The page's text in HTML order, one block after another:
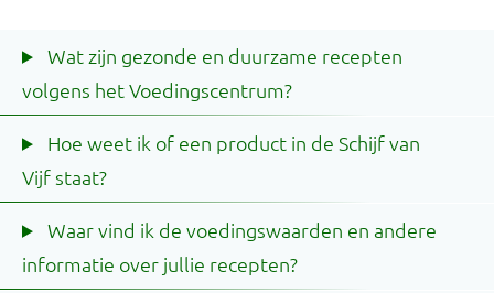
Wat zijn gezonde en duurzame recepten
volgens het Voedingscentrum?
Hoe weet ik of een product in de Schijf van
Vijf staat?
Waar vind ik de voedingswaarden en andere
informatie over jullie recepten?